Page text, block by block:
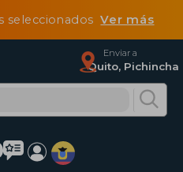
seleccionadosVer más
Enviar a
Quito, Pichincha